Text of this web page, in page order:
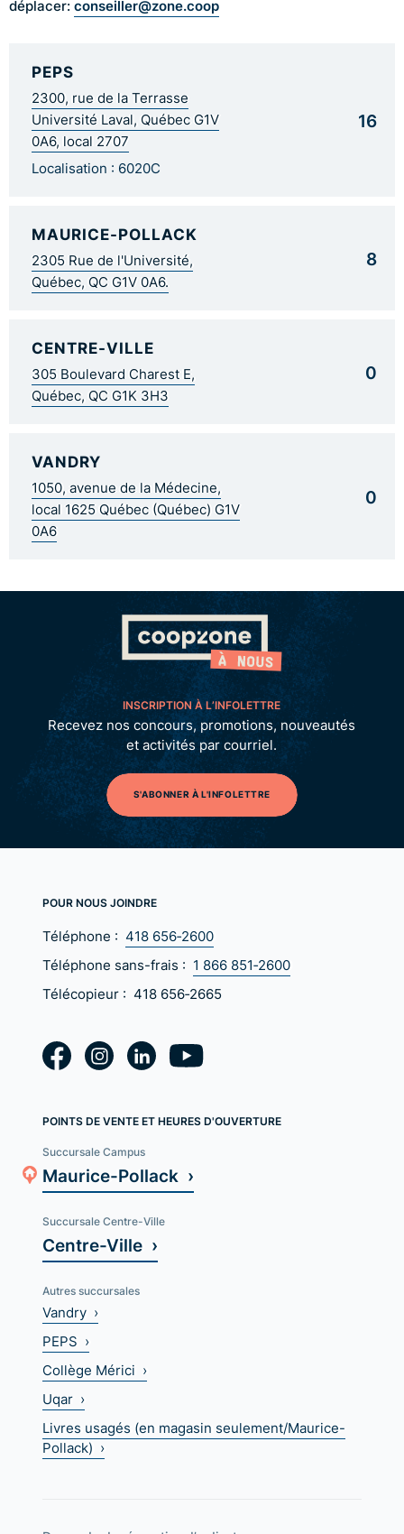
déplacer: conseiller@zone.coop
PEPS
2300, rue de la Terrasse
Université Laval, Québec G1V
0A6, local 2707
Localisation : 6020C
16
MAURICE-POLLACK
2305 Rue de l'Université,
Québec, QC G1V 0A6.
8
CENTRE-VILLE
305 Boulevard Charest E,
Québec, QC G1K 3H3
0
VANDRY
1050, avenue de la Médecine,
local 1625 Québec (Québec) G1V
0A6
0
INSCRIPTION À L’INFOLETTRE
Recevez nos concours, promotions, nouveautés
et activités par courriel.
S'ABONNER À L'INFOLETTRE
POUR NOUS JOINDRE
Téléphone : 418 656‑2600
Téléphone sans-frais : 1 866 851‑2600
Télécopieur : 418 656‑2665
POINTS DE VENTE ET HEURES D'OUVERTURE
Succursale Campus
Maurice-Pollack ›
Succursale Centre-Ville
Centre-Ville ›
Autres succursales
Vandry ›
PEPS ›
Collège Mérici ›
Uqar ›
Livres usagés (en magasin seulement/Maurice-
Pollack) ›